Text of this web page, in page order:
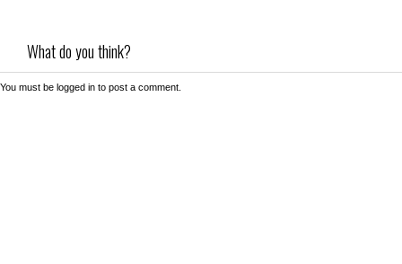
What do you think?
You must be logged in to post a comment.